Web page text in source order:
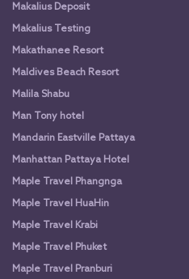
Makalius Deposit
Makalius Testing
Makathanee Resort
Maldives Beach Resort
Malila Shabu
Man Tony hotel
Mandarin Eastville Pattaya
Manhattan Pattaya Hotel
Maple Travel Phangnga
Maple Travel HuaHin
Maple Travel Krabi
Maple Travel Phuket
Maple Travel Pranburi